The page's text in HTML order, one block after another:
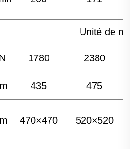
Unité de
1780
2380
435
475
470×470 520×520